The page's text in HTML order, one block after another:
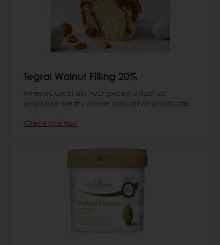
Tegral Walnut Filling 20%
Amestec uscat din nuci grecești utilizat ca
umplutură pentru diverse aplicaţii de panificație.
Citește mai mult